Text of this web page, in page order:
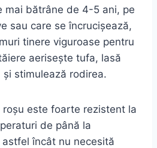
mai bătrâne de 4-5 ani, pe
sau care se încrucișează,
tinere viguroase pentru
aerisește tufa, lasă
stimulează rodirea.
roșu este foarte rezistent la
de până la
încât nu necesită